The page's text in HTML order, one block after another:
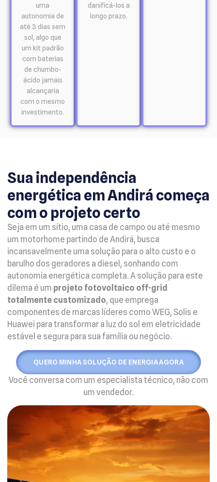
uma
autonomia de
até 3 dias sem
sol, algo que
um kit padrão
com baterias
de chumbo-
ácido jamais
alcançaria
com o mesmo
investimento.
danificá-los a
longo prazo.
Sua independência
energética em Andirá começa
com o projeto certo
Seja em um sítio, uma casa de campo ou até mesmo
um motorhome partindo de Andirá, busca
incansavelmente uma solução para o alto custo e o
barulho dos geradores a diesel, sonhando com
autonomia energética completa. A solução para este
dilema é um projeto fotovoltaico off-grid
totalmente customizado, que emprega
componentes de marcas líderes como WEG, Solis e
Huawei para transformar a luz do sol em eletricidade
estável e segura para sua família ou negócio.
QUERO MINHA SOLUÇÃO DE ENERGIA AGORA
Você conversa com um especialista técnico, não com
um vendedor.